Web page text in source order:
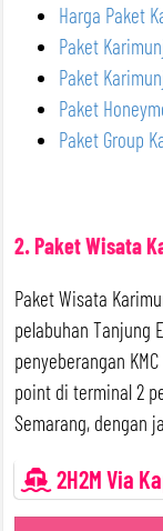
Harga Paket
Paket
Paket
Paket
Paket Group
2. Paket Wisata
Paket Wisata
pelabuhan Tanjung
penyeberangan
point di terminal 2
Semarang, dengan
2H2M Via